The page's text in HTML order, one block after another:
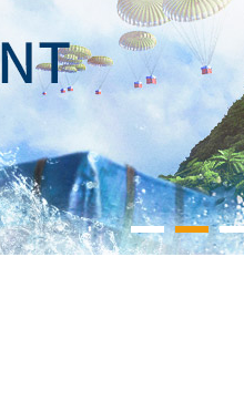
가디언 테일즈
프린세스 커넥트 Re:Dive
프렌즈팝콘
내 전적 히스토리